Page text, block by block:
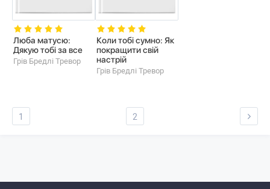
Люба матусю:
Дякую тобi за все
Грiв Бредлi Тревор
Коли тобi сумно: Як
покращити свiй
настрiй
Грiв Бредлi Тревор
1 2